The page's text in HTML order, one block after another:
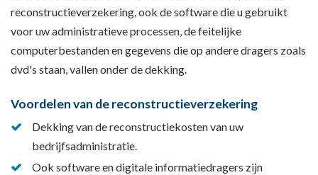
reconstructieverzekering, ook de software die u gebruikt
voor uw administratieve processen, de feitelijke
computerbestanden en gegevens die op andere dragers zoals
dvd's staan, vallen onder de dekking.
Voordelen van de reconstructieverzekering
Dekking van de reconstructiekosten van uw
bedrijfsadministratie.
Ook software en digitale informatiedragers zijn